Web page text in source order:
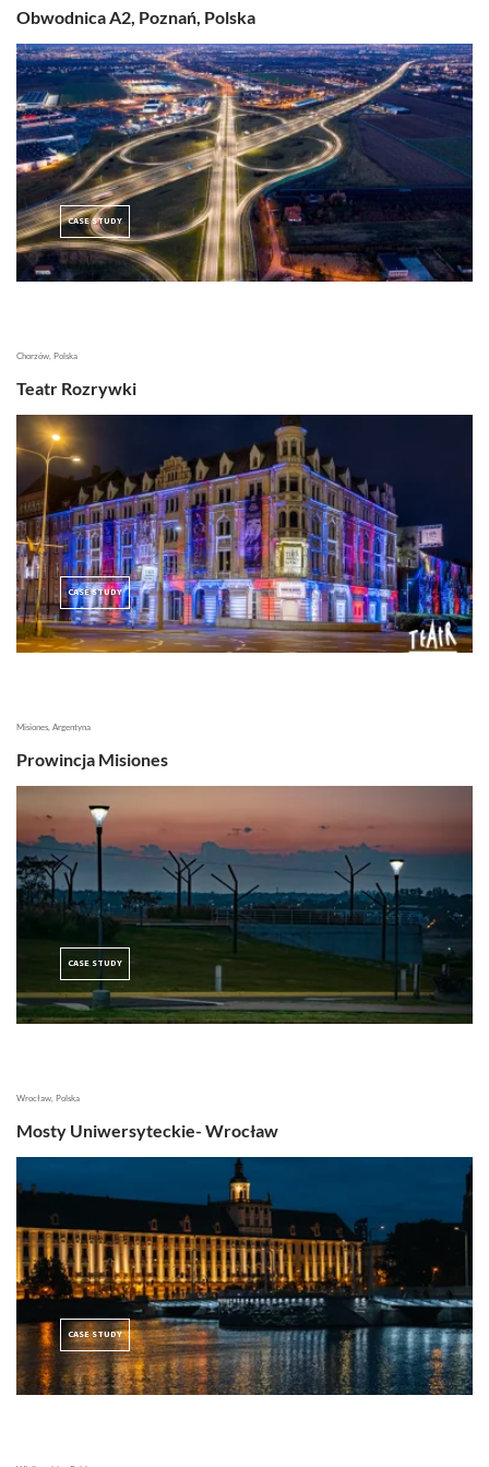
Obwodnica A2, Poznań, Polska
CASE STUDY
Chorzów, Polska
Teatr Rozrywki
CASE STUDY
Misiones, Argentyna
Prowincja Misiones
CASE STUDY
Wrocław, Polska
Mosty Uniwersyteckie- Wrocław
CASE STUDY